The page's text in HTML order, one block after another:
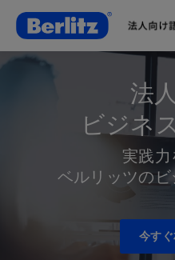
ビジネ
実践
ベルリッツの
今す